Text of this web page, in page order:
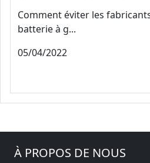
Comment éviter les
batterie à g...
05/04/2022
À PROPOS DE NOUS